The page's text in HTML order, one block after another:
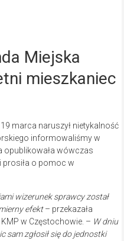
Miejska
mieszkaniec
marca naruszył nietykalność
informowaliśmy w
opublikowała wówczas
prosiła o pomoc w
wizerunek sprawcy został
efekt– przekazała
w Częstochowie. – W dniu
sam zgłosił się do jednostki